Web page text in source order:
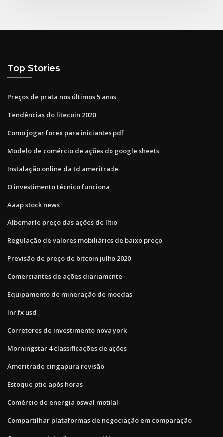
Top Stories
Preços de prata nos últimos 5 anos
Tendências do litecoin 2020
Como jogar forex para iniciantes pdf
Modelo de comércio de ações do google sheets
Instalação online da td ameritrade
O investimento técnico funciona
Aaap stock news
Albemarle preço das ações de lítio
Regulação de valores mobiliários de baixo preço
Previsão de preço de bitcoin julho 2020
Comerciantes de ações diariamente
Equipamento de mineração de moedas
Inr fx usd
Corretores de investimento nova york
Morningstar 4 classificações de ações
Ameritrade cingapura revisão
Estoque ptie após horas
Comércio de energia oswal motilal
Compartilhar plataformas de negociação em comparação